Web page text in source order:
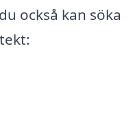
också kan söka